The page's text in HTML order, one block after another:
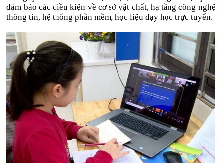
đảm bảo các điều kiện về cơ sở vật chất, hạ tầng công nghệ
thông tin, hệ thống phần mềm, học liệu dạy học trực tuyến.